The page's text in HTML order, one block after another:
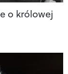
o królowej